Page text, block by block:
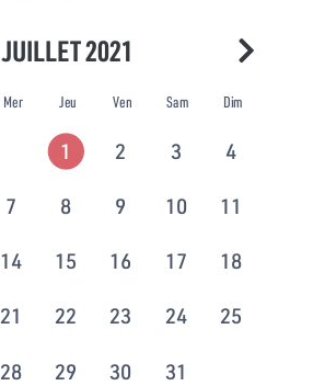
JUILLET 2021
Mer Jeu Ven Sam Dim
1 2 3 4
7 8 9 10 11
14 15 16 17 18
21 22 23 24 25
28 29 30 31